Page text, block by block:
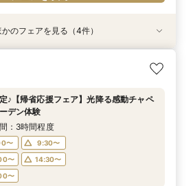
限定★3万ギフト付／ドレス＆挙式料プレ
牛試食
〜
12:00〜
〜
16:00〜
〜
フェアを予約
30名の少人数婚】挙式＆会食Newプラ
無料試食付
〜
12:00〜
〜
16:00〜
〜
フェアを予約
完結】即決営業ナシで安心！気軽によ
アー
〜
13:00〜
〜
16:00〜
〜
フェアを予約
重視！60分で完結◎】オンラインで会
相談会
〜
13:00〜
〜
16:00〜
〜
フェアを予約
のフェアを見る（4件）
♪【帰省応援フェア】光降る感動チャペ
デン体験
：3時間程度
〜
9:30〜
〜
14:30〜
〜